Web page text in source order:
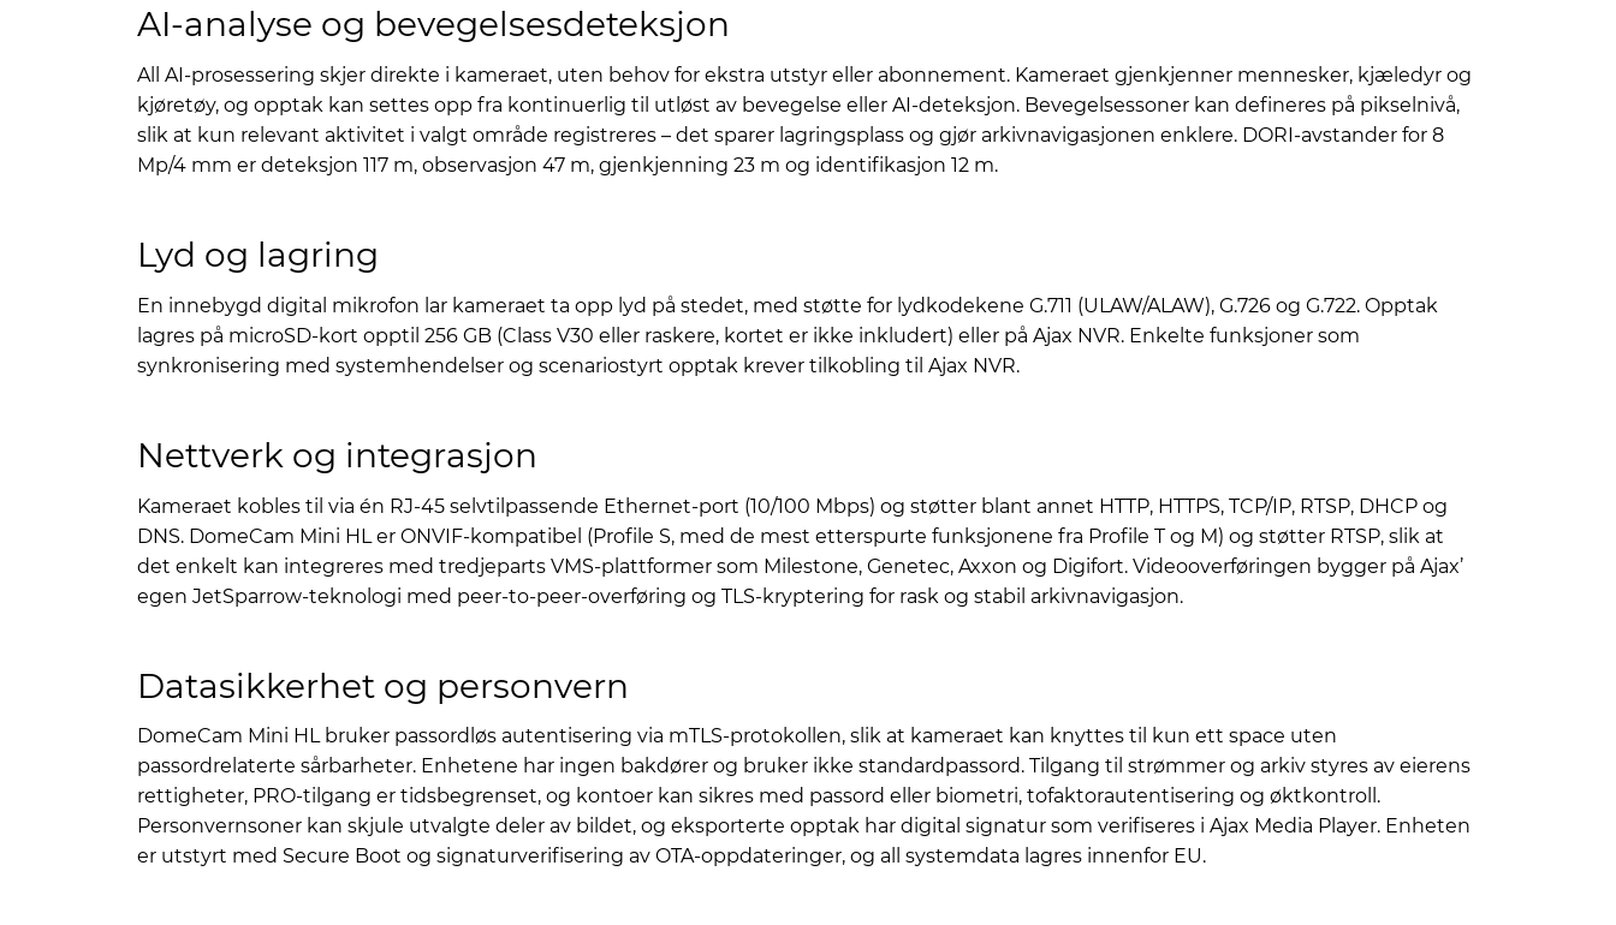
AI-analyse og bevegelsesdeteksjon
All AI-prosessering skjer direkte i kameraet, uten behov for ekstra utstyr eller abonnement. Kameraet gjenkjenner mennesker, kjæledyr og
kjøretøy, og opptak kan settes opp fra kontinuerlig til utløst av bevegelse eller AI-deteksjon. Bevegelsessoner kan defineres på pikselnivå,
slik at kun relevant aktivitet i valgt område registreres – det sparer lagringsplass og gjør arkivnavigasjonen enklere. DORI-avstander for 8
Mp/4 mm er deteksjon 117 m, observasjon 47 m, gjenkjenning 23 m og identifikasjon 12 m.
Lyd og lagring
En innebygd digital mikrofon lar kameraet ta opp lyd på stedet, med støtte for lydkodekene G.711 (ULAW/ALAW), G.726 og G.722. Opptak
lagres på microSD-kort opptil 256 GB (Class V30 eller raskere, kortet er ikke inkludert) eller på Ajax NVR. Enkelte funksjoner som
synkronisering med systemhendelser og scenariostyrt opptak krever tilkobling til Ajax NVR.
Nettverk og integrasjon
Kameraet kobles til via én RJ-45 selvtilpassende Ethernet-port (10/100 Mbps) og støtter blant annet HTTP, HTTPS, TCP/IP, RTSP, DHCP og
DNS. DomeCam Mini HL er ONVIF-kompatibel (Profile S, med de mest etterspurte funksjonene fra Profile T og M) og støtter RTSP, slik at
det enkelt kan integreres med tredjeparts VMS-plattformer som Milestone, Genetec, Axxon og Digifort. Videooverføringen bygger på Ajax’
egen JetSparrow-teknologi med peer-to-peer-overføring og TLS-kryptering for rask og stabil arkivnavigasjon.
Datasikkerhet og personvern
DomeCam Mini HL bruker passordløs autentisering via mTLS-protokollen, slik at kameraet kan knyttes til kun ett space uten
passordrelaterte sårbarheter. Enhetene har ingen bakdører og bruker ikke standardpassord. Tilgang til strømmer og arkiv styres av eierens
rettigheter, PRO-tilgang er tidsbegrenset, og kontoer kan sikres med passord eller biometri, tofaktorautentisering og øktkontroll.
Personvernsoner kan skjule utvalgte deler av bildet, og eksporterte opptak har digital signatur som verifiseres i Ajax Media Player. Enheten
er utstyrt med Secure Boot og signaturverifisering av OTA-oppdateringer, og all systemdata lagres innenfor EU.